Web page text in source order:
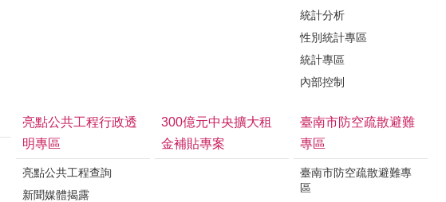
統計分析
性別統計專區
統計專區
內部控制
亮點公共工程行政透
明專區
亮點公共工程查詢
新聞媒體揭露
300億元中央擴大租
金補貼專案
臺南市防空疏散避難
專區
臺南市防空疏散避難專
區